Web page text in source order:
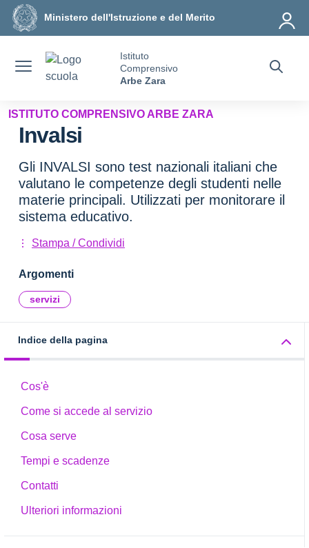
Vai ai contenuti
Vai al menu di navigazione
Vai al footer
Ministero dell'Istruzione e del Merito
Istituto
Comprensivo
Arbe Zara
ISTITUTO COMPRENSIVO ARBE ZARA
Invalsi
Gli INVALSI sono test nazionali italiani che
valutano le competenze degli studenti nelle
materie principali. Utilizzati per monitorare il
sistema educativo.
Stampa / Condividi
Argomenti
servizi
Indice della pagina
Cos'è
Come si accede al servizio
Cosa serve
Tempi e scadenze
Contatti
Ulteriori informazioni